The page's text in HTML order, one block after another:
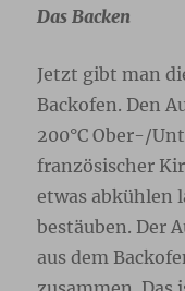
Das Backen
Jetzt gibt man
Backofen. Den
200°C Ober-/
französischer
etwas abkühlen
bestäuben. Der
aus dem